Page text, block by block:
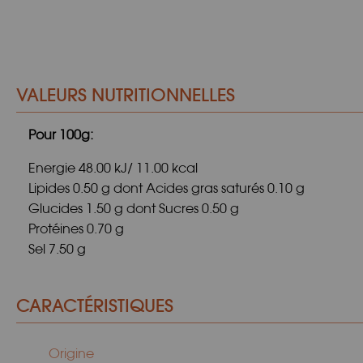
VALEURS NUTRITIONNELLES
Pour 100g:
Energie 48.00 kJ/ 11.00 kcal
Lipides 0.50 g dont Acides gras saturés 0.10 g
Glucides 1.50 g dont Sucres 0.50 g
Protéines 0.70 g
Sel 7.50 g
CARACTÉRISTIQUES
Origine